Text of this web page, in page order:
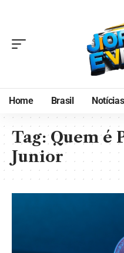
Home Brasil Notícias
Tag:Quem é
Junior